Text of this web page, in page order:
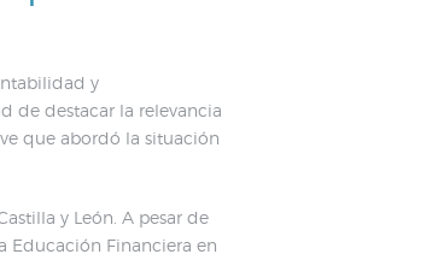
y
de destacar la relevancia
que abordó la situación
y León. A pesar de
Educación Financiera en